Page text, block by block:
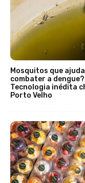
Mosquitos que
combater a dengue?
Tecnologia inédita
Porto Velho